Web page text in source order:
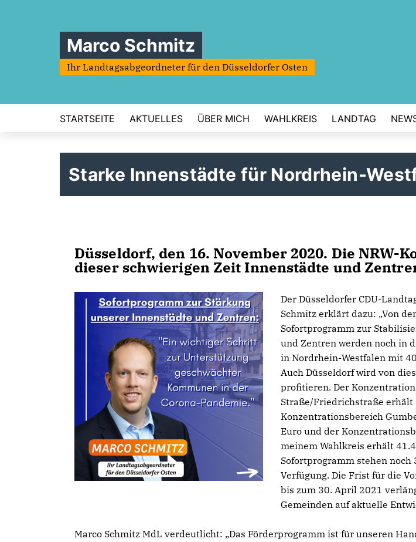
Marco Schmitz
Ihr Landtagsabgeordneter für den Düsseldorfer Osten
STARTSEITE AKTUELLES ÜBER MICH WAHLKREIS LANDTAG
Starke Innenstädte für Nordrhein-
Düsseldorf, den 16. November 2020. Die NRW-
dieser schwierigen Zeit Innenstädte und
Der Düsseldorfer CDU-
Schmitz erklärt dazu: „Von
Sofortprogramm zur
und Zentren werden noch in
in Nordrhein-Westfalen mit
Auch Düsseldorf wird von
profitieren. Der
Straße/Friedrichstraße erhält
Konzentrationsbereich
Euro und der
meinem Wahlkreis erhält
Sofortprogramm stehen
Verfügung. Die Frist für die
bis zum 30. April 2021
Gemeinden auf aktuelle
Marco Schmitz MdL verdeutlicht: „Das Förderprogramm ist für unseren